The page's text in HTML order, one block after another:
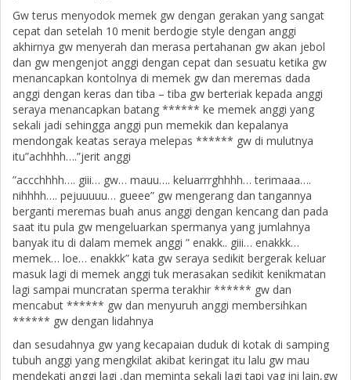
Gw terus menyodok memek gw dengan gerakan yang sangat
cepat dan setelah 10 menit berdogie style dengan anggi
akhirnya gw menyerah dan merasa pertahanan gw akan jebol
dan gw mengenjot anggi dengan cepat dan sesuatu ketika gw
menancapkan kontolnya di memek gw dan meremas dada
anggi dengan keras dan tiba – tiba gw berteriak kepada anggi
seraya menancapkan batang ****** ke memek anggi yang
sekali jadi sehingga anggi pun memekik dan kepalanya
mendongak keatas seraya melepas ****** gw di mulutnya
itu”achhhh….”jerit anggi
”accchhhh…. giii… gw… mauu…. keluarrrghhhh… terimaaa….
nihhhh…. pejuuuuu… gueee” gw mengerang dan tangannya
berganti meremas buah anus anggi dengan kencang dan pada
saat itu pula gw mengeluarkan spermanya yang jumlahnya
banyak itu di dalam memek anggi ” enakk.. giii… enakkk…
memek… loe… enakkk” kata gw seraya sedikit bergerak keluar
masuk lagi di memek anggi tuk merasakan sedikit kenikmatan
lagi sampai muncratan sperma terakhir ****** gw dan
mencabut ****** gw dan menyuruh anggi membersihkan
****** gw dengan lidahnya
dan sesudahnya gw yang kecapaian duduk di kotak di samping
tubuh anggi yang mengkilat akibat keringat itu lalu gw mau
mendekati anggi lagi ,dan meminta sekali lagi tapi yag ini lain,gw